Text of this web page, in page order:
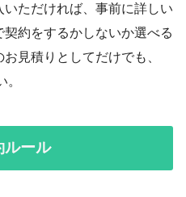
ただければ、事前に詳しい
約をするかしないか選べる
見積りとしてだけでも、
ルール